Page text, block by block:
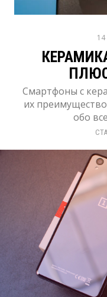
Смартфоны с
их
обо